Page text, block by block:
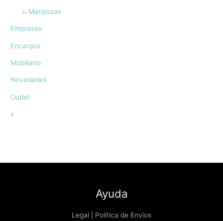
Mariposas
Empresas
Encargos
Mobiliario
Novedades
Outlet
x
Ayuda
Legal | Política de Envíos